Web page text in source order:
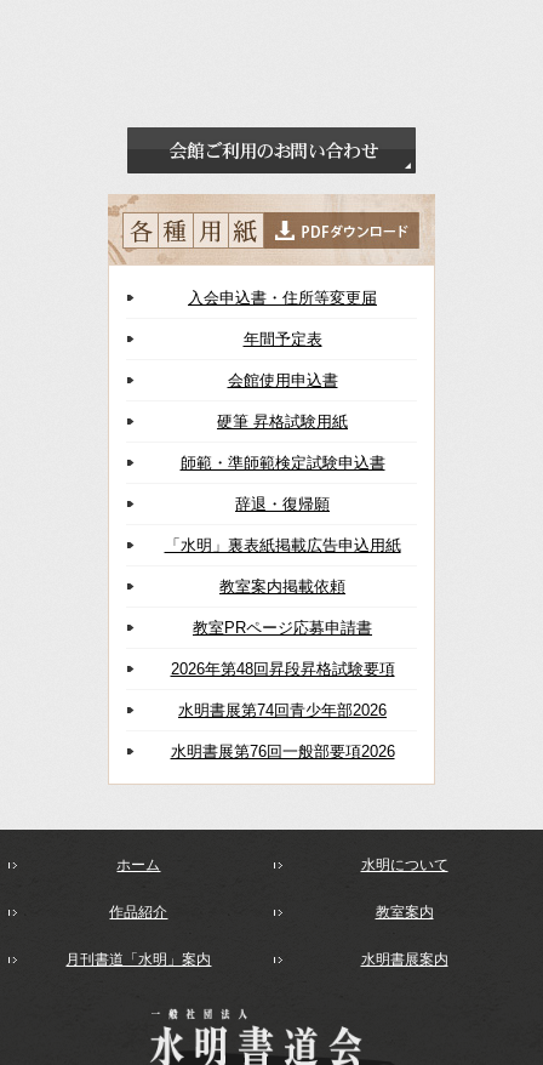
入会申込書・住所等変更届
年間予定表
会館使用申込書
硬筆 昇格試験用紙
師範・準師範検定試験申込書
辞退・復帰願
「水明」裏表紙掲載広告申込用紙
教室案内掲載依頼
教室PRページ応募申請書
2026年第48回昇段昇格試験要項
水明書展第74回青少年部2026
水明書展第76回一般部要項2026
ホーム 水明について
作品紹介 教室案内
月刊書道「水明」案内 水明書展案内